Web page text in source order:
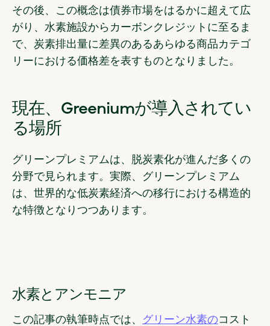
その後、この概念は債券市場をはるかに超えて広
がり、水素施設からカーボンクレジットに至るま
で、炭素排出量に差異のあるあらゆる商品カテゴ
リーにおける価格差を表すものとなりました。
現在、Greeniumが導入されてい
る場所
グリーンプレミアムは、脱炭素化が進んだ多くの
分野で見られます。実際、グリーンプレミアム
は、世界的な低炭素経済への移行における構造的
な特徴となりつつあります。
水素とアンモニア
この記事の執筆時点では、 グリーン水素のコスト